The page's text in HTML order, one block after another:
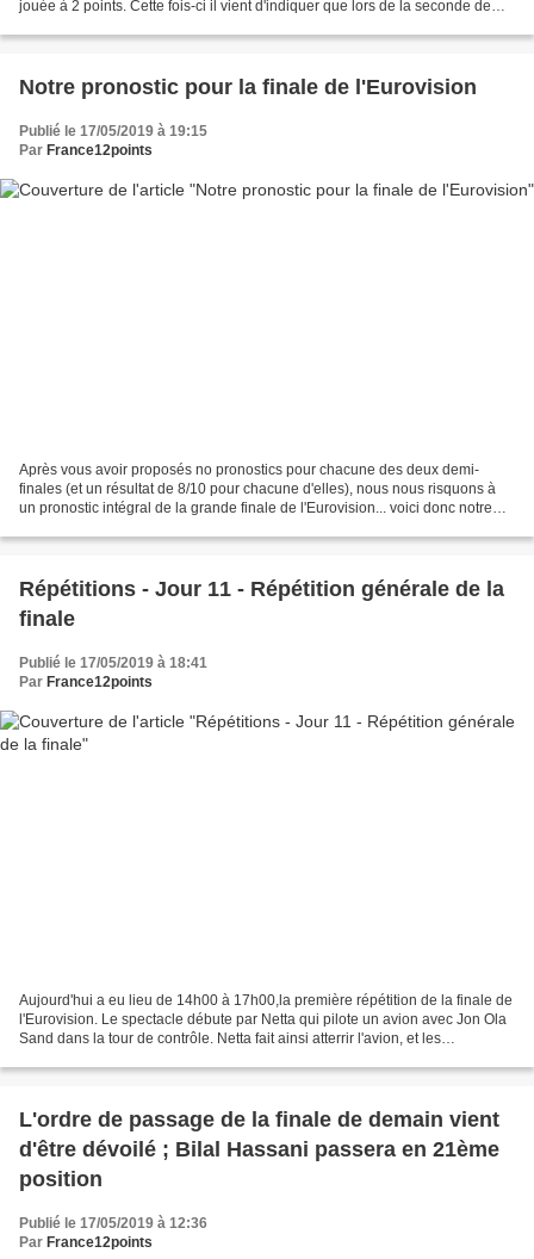
jouée à 2 points. Cette fois-ci il vient d'indiquer que lors de la seconde demi-
Notre pronostic pour la finale de l'Eurovision
Publié le 17/05/2019 à 19:15
Par France12points
Après vous avoir proposés no pronostics pour chacune des deux demi-
finales (et un résultat de 8/10 pour chacune d'elles), nous nous risquons à
un pronostic intégral de la grande finale de l'Eurovision... voici donc notre
Répétitions - Jour 11 - Répétition générale de la
finale
Publié le 17/05/2019 à 18:41
Par France12points
Aujourd'hui a eu lieu de 14h00 à 17h00,la première répétition de la finale de
l'Eurovision. Le spectacle débute par Netta qui pilote un avion avec Jon Ola
Sand dans la tour de contrôle. Netta fait ainsi atterrir l'avion, et les
L'ordre de passage de la finale de demain vient
d'être dévoilé ; Bilal Hassani passera en 21ème
position
Publié le 17/05/2019 à 12:36
Par France12points